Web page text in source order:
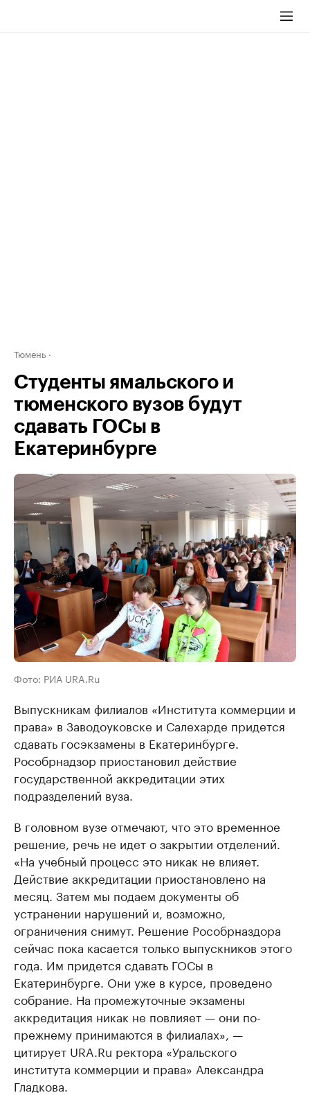
Тюмень
Студенты ямальского и
тюменского вузов будут
сдавать ГОСы в
Екатеринбурге
Фото: РИА URA.Ru
Выпускникам филиалов «Института коммерции и
права» в Заводоуковске и Салехарде придется
сдавать госэкзамены в Екатеринбурге.
Рособрнадзор приостановил действие
государственной аккредитации этих
подразделений вуза.
В головном вузе отмечают, что это временное
решение, речь не идет о закрытии отделений.
«На учебный процесс это никак не влияет.
Действие аккредитации приостановлено на
месяц. Затем мы подаем документы об
устранении нарушений и, возможно,
ограничения снимут. Решение Рособрназдора
сейчас пока касается только выпускников этого
года. Им придется сдавать ГОСы в
Екатеринбурге. Они уже в курсе, проведено
собрание. На промежуточные экзамены
аккредитация никак не повлияет — они по-
прежнему принимаются в филиалах», —
цитирует URA.Ru ректора «Уральского
института коммерции и права» Александра
Гладкова.